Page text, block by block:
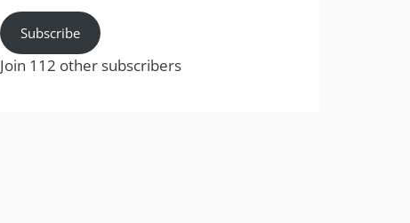
Subscribe
Join 112 other subscribers